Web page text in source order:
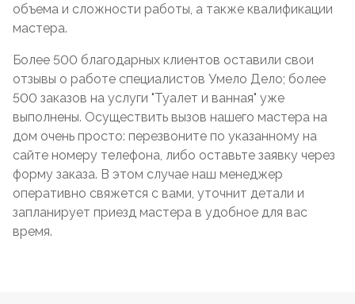
объема и сложности работы, а также квалификации
мастера.
Более 500 благодарных клиентов оставили свои
отзывы о работе специалистов Умело Дело; более
500 заказов на услуги "Туалет и ванная" уже
выполнены. Осуществить вызов нашего мастера на
дом очень просто: перезвоните по указанному на
сайте номеру телефона, либо оставьте заявку через
форму заказа. В этом случае наш менеджер
оперативно свяжется с вами, уточнит детали и
запланирует приезд мастера в удобное для вас
время.